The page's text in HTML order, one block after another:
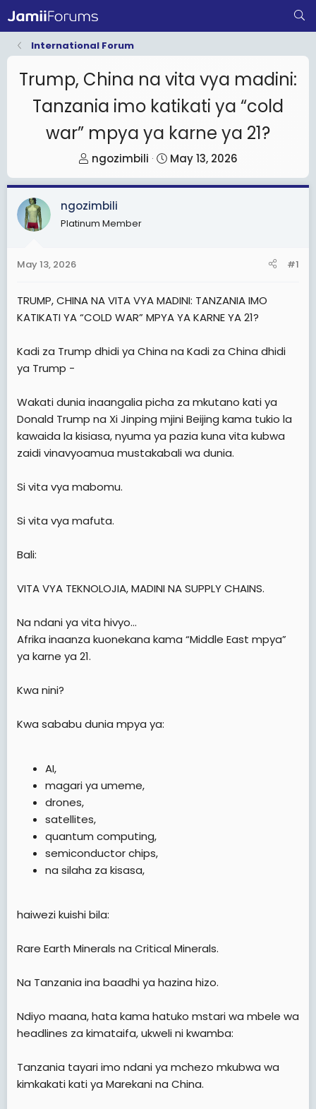
International Forum
Trump, China na vita vya madini:
Tanzania imo katikati ya “cold
war” mpya ya karne ya 21?
T
h
r
e
a
ngozimbili
S
t
a
May 13, 2026
ngozimbili
Platinum Member
May 13, 2026 #1
TRUMP, CHINA NA VITA VYA MADINI: TANZANIA IMO
KATIKATI YA “COLD WAR” MPYA YA KARNE YA 21?
Kadi za Trump dhidi ya China na Kadi za China dhidi
ya Trump -
Wakati dunia inaangalia picha za mkutano kati ya
Donald Trump na Xi Jinping mjini Beijing kama tukio la
kawaida la kisiasa, nyuma ya pazia kuna vita kubwa
zaidi vinavyoamua mustakabali wa dunia.
Si vita vya mabomu.
Si vita vya mafuta.
Bali:
VITA VYA TEKNOLOJIA, MADINI NA SUPPLY CHAINS.
Na ndani ya vita hivyo…
Afrika inaanza kuonekana kama “Middle East mpya”
ya karne ya 21.
Kwa nini?
Kwa sababu dunia mpya ya:
AI,
magari ya umeme,
drones,
satellites,
quantum computing,
semiconductor chips,
na silaha za kisasa,
haiwezi kuishi bila:
Rare Earth Minerals na Critical Minerals.
Na Tanzania ina baadhi ya hazina hizo.
Ndiyo maana, hata kama hatuko mstari wa mbele wa
headlines za kimataifa, ukweli ni kwamba:
Tanzania tayari imo ndani ya mchezo mkubwa wa
kimkakati kati ya Marekani na China.